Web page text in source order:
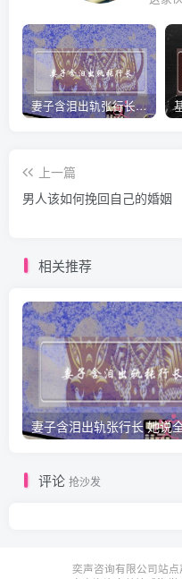
妻子含泪出轨张行长 她说全都是因为家中
上一篇
男人该如何挽回自己的婚姻
相关推荐
评论 抢沙发
奕声咨询有限公司站